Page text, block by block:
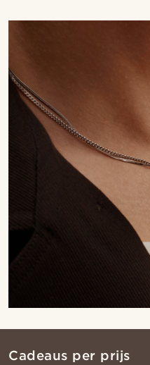
Cadeaus per prijs